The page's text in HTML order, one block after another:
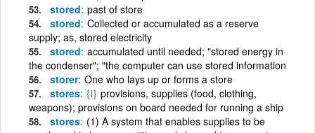
stored past of store
stored Collected or accumulated as a reserve
supply; as, stored electricity
stored accumulated until needed; "stored energy in
the condenser"; "the computer can use stored information
storer One who lays up or forms a store
stores {i} provisions, supplies (food, clothing,
weapons); provisions on board needed for running a ship
stores (1) A system that enables supplies to be